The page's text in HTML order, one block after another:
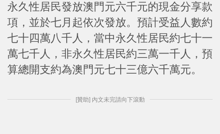
永久性居民發放澳門元六千元的現金分享款
項，並於七月起依次發放。預計受益人數約
七十四萬八千人，當中永久性居民約七十一
萬七千人，非永久性居民約三萬一千人，預
算總開支約為澳門元七十三億六千萬元。
[贊助] 內文未完請向下滾動